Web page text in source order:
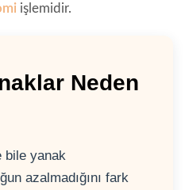
işlemidir.
Neden
bile yanak
azalmadığını fark